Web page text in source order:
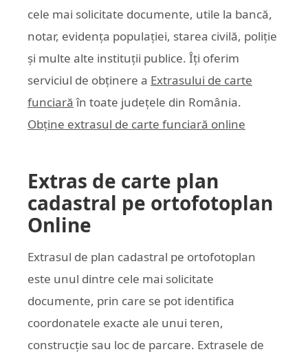
cele mai solicitate documente, utile la bancă,
notar, evidența populației, starea civilă, poliție
și multe alte instituții publice. Îți oferim
serviciul de obținere a Extrasului de carte
funciară în toate județele din România.
Obține extrasul de carte funciară online
Extras de carte plan
cadastral pe ortofotoplan
Online
Extrasul de plan cadastral pe ortofotoplan
este unul dintre cele mai solicitate
documente, prin care se pot identifica
coordonatele exacte ale unui teren,
construcție sau loc de parcare. Extrasele de